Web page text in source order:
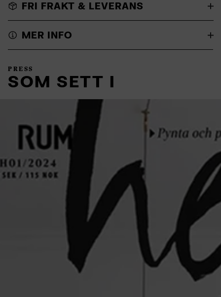
FRI FRAKT & LEVERANS
MER INFO
PRESS
SOM SETT I